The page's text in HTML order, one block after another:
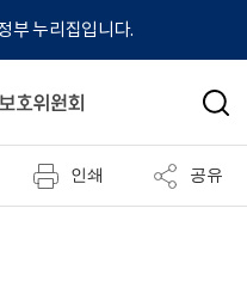
부 누리집입니다.
검
인쇄 공유